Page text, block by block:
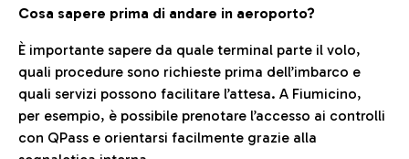
Cosa sapere prima di andare in aeroporto?
È importante sapere da quale terminal parte il volo,
quali procedure sono richieste prima dell’imbarco e
quali servizi possono facilitare l’attesa. A Fiumicino,
per esempio, è possibile prenotare l’accesso ai controlli
con QPass e orientarsi facilmente grazie alla